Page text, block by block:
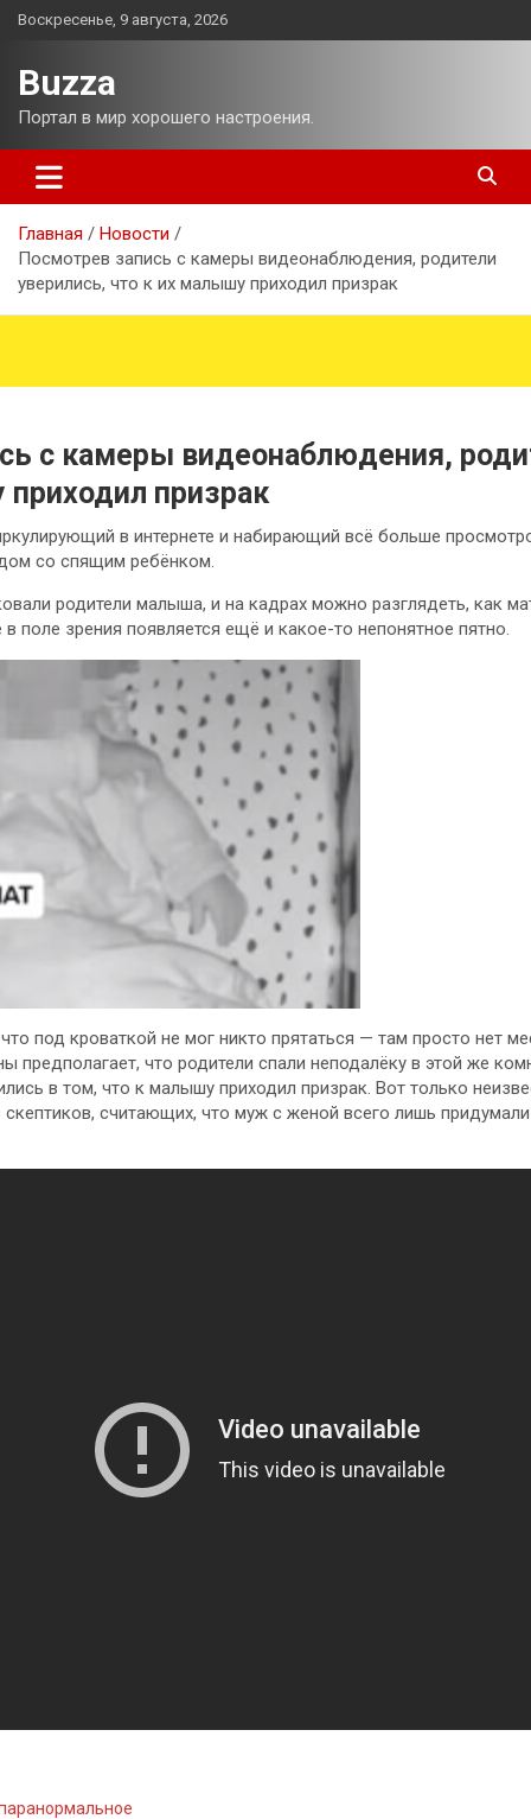
Перейти
Воскресенье, 9 августа, 2026
Buzza
Портал в мир хорошего настроения.
Главная
Новости
Посмотрев запись с камеры видеонаблюдения, родители
уверились, что к их малышу приходил призрак
с камеры видеонаблюдения,
призрак
в интернете и набирающий всё больше
со спящим ребёнком.
родители малыша, и на кадрах можно разглядеть, как
в поле зрения появляется ещё и какое-то непонятное пятно.
под кроваткой не мог никто прятаться — там просто нет
предполагает, что родители спали неподалёку в этой же
в том, что к малышу приходил призрак. Вот только
считающих, что муж с женой всего лишь